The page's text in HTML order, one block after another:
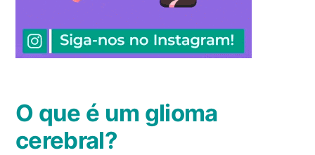
O que é um glioma
cerebral?